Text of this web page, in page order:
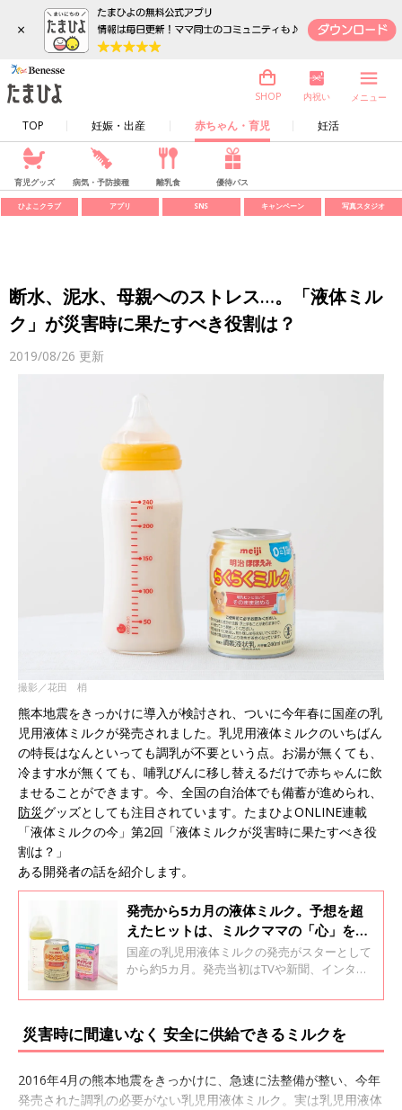
×
TOP 妊娠・出産 赤ちゃん・育児 妊活
SHOP 内祝い メニュー
育児グッズ 病気・予防接種 離乳食 優待パス
ひよこクラブ アプリ SNS キャンペーン 写真スタジオ
断水、泥水、母親へのストレス…。「液体ミル
ク」が災害時に果たすべき役割は？
2019/08/26 更新
撮影／花田 梢
熊本地震をきっかけに導入が検討され、ついに今年春に国産の乳
児用液体ミルクが発売されました。乳児用液体ミルクのいちばん
の特長はなんといっても調乳が不要という点。お湯が無くても、
冷ます水が無くても、哺乳びんに移し替えるだけで赤ちゃんに飲
ませることができます。今、全国の自治体でも備蓄が進められ、
防災グッズとしても注目されています。たまひよONLINE連載
「液体ミルクの今」第2回「液体ミルクが災害時に果たすべき役
割は？」
ある開発者の話を紹介します。
発売から5カ月の液体ミルク。予想を超
えたヒットは、ミルクママの「心」を救
ったから
国産の乳児用液体ミルクの発売がスターとして
から約5カ月。発売当初はTVや新聞、インター
一気にアップ。今や店頭で目にすることも当た
もメーカーの当初の予想を大きく上回る結果
に。乳児用液体ミルクの存在は、育児中のママ
パパに何をもたらしたのでしょうか？
災害時に間違いなく 安全に供給できるミルクを
2016年4月の熊本地震をきっかけに、急速に法整備が整い、今年
発売された調乳の必要がない乳児用液体ミルク。実は乳児用液体